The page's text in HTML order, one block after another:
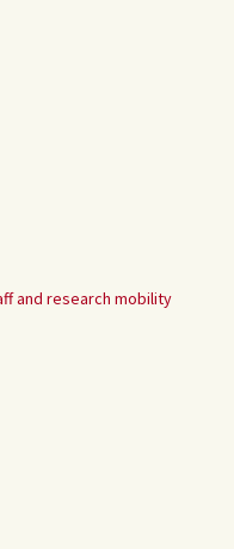
and research mobility